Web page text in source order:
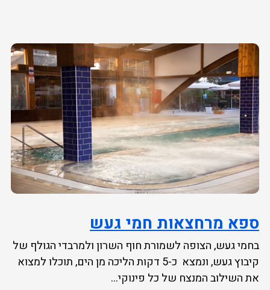
ספא מרחצאות חמי געש
בחמי געש, הצופה לשמורת חוף השרון ולמרבדי הגולף של
קיבוץ געש, ונמצא כ-5 דקות הליכה מן הים, תוכלו למצוא
את השילוב המנצח של כל פינוקי...